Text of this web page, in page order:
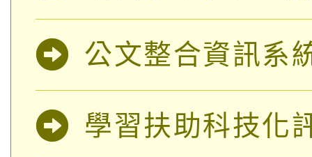
公文整合資訊系
學習扶助科技化